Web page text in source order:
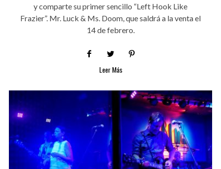
y comparte su primer sencillo “Left Hook Like
Frazier”. Mr. Luck & Ms. Doom, que saldrá a la venta el
14 de febrero.
Leer Más